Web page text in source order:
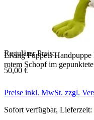
Living Puppets
rotem Schopf im
Regulärer Preis:
50,00 €
Preise inkl. MwSt. zzgl.
Sofort verfügbar, Lieferzeit: